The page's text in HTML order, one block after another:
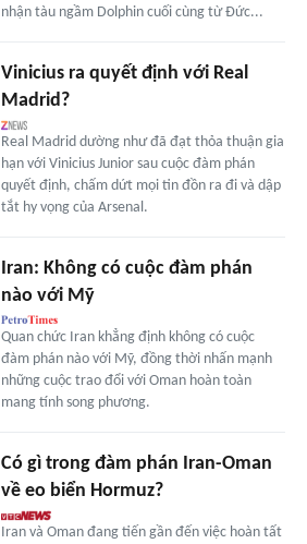
nhận tàu ngầm Dolphin cuối cùng từ Đức...
Vinicius ra quyết định với Real
Madrid?
Real Madrid dường như đã đạt thỏa thuận gia
hạn với Vinicius Junior sau cuộc đàm phán
quyết định, chấm dứt mọi tin đồn ra đi và dập
tắt hy vọng của Arsenal.
Iran: Không có cuộc đàm phán
nào với Mỹ
Quan chức Iran khẳng định không có cuộc
đàm phán nào với Mỹ, đồng thời nhấn mạnh
những cuộc trao đổi với Oman hoàn toàn
mang tính song phương.
Có gì trong đàm phán Iran-Oman
về eo biển Hormuz?
Iran và Oman đang tiến gần đến việc hoàn tất